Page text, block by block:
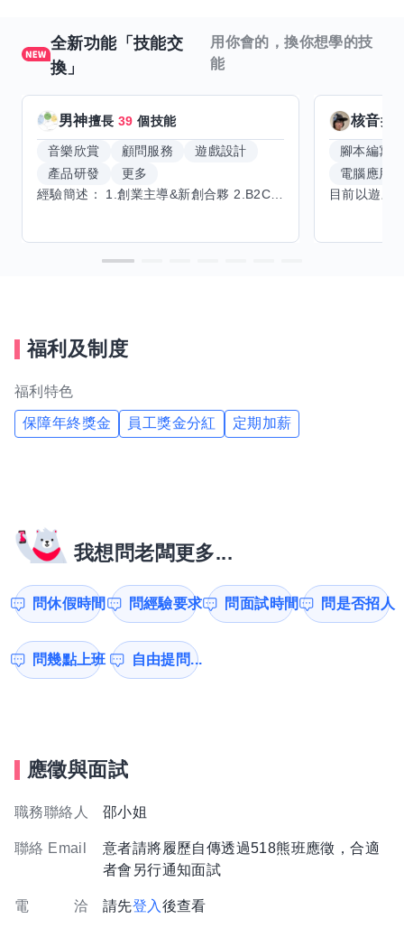
全新功能「技能交
換」
用你會的，換你想學的技
能
男神擅長39 個技能
音樂欣賞 顧問服務
遊戲設計
產品研發
更多
核音擅
腳本編寫
電腦應用
福利及制度
福利特色
保障年終獎金 員工獎金分紅 定期加薪
我想問老闆更多...
問休假時間 問經驗要求 問面試時間 問是否招人
問幾點上班 自由提問...
應徵與面試
職務聯絡人 邵小姐
聯絡 Email
意者請將履歷自傳透過518熊班應徵，合適
者會另行通知面試
電 洽 請先登入 後查看